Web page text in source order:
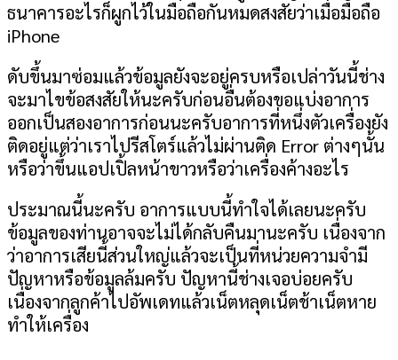
ธนาคารอะไรก็ผูกไว้ในมือถือกันหมดสงสัยว่าเมื่อมือถือ
iPhone
ดับขึ้นมาซ่อมแล้วข้อมูลยังจะอยู่ครบหรือเปล่าวันนี้ช่าง
จะมาไขข้อสงสัยให้นะครับก่อนอื่นต้องขอแบ่งอาการ
ออกเป็นสองอาการก่อนนะครับอาการที่หนึ่งตัวเครื่องยัง
ติดอยู่แต่ว่าเราไปรีสโตร์แล้วไม่ผ่านติด Error ต่างๆนั้น
หรือว่าขึ้นแอปเปิ้ลหน้าขาวหรือว่าเครื่องค้างอะไร
ประมาณนี้นะครับ อาการแบบนี้ทำใจได้เลยนะครับ
ข้อมูลของท่านอาจจะไม่ได้กลับคืนมานะครับ เนื่องจาก
ว่าอาการเสียนี้ส่วนใหญ่แล้วจะเป็นที่หน่วยความจำมี
ปัญหาหรือข้อมูลล้มครับ ปัญหานี้ช่างเจอบ่อยครับ
เนื่องจากลูกค้าไปอัพเดทแล้วเน็ตหลุดเน็ตช้าเน็ตหาย
ทำให้เครื่อง